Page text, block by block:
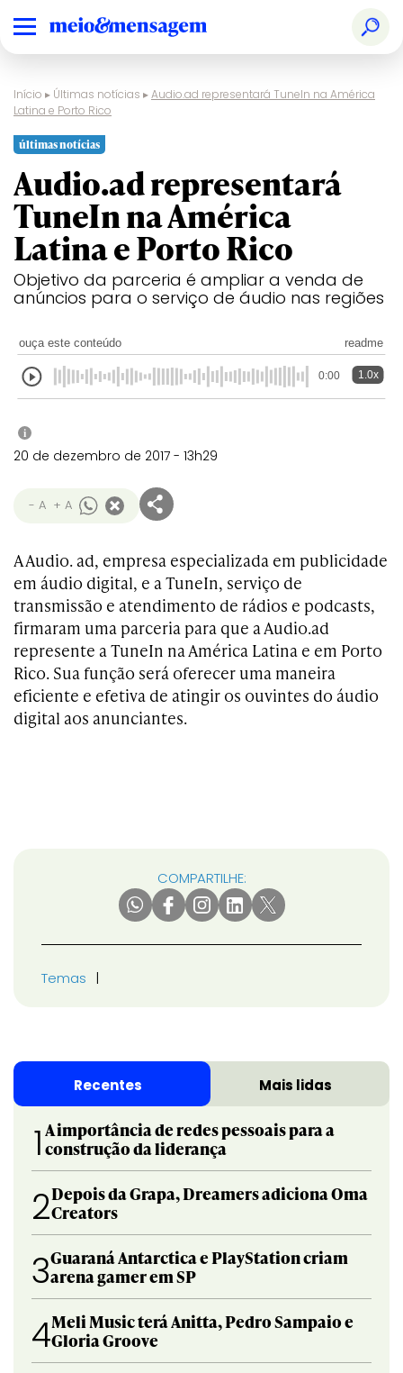
Início ▸ Últimas notícias ▸Audio.ad representará TuneIn na América
Latina e Porto Rico
últimas notícias
Audio.ad representará
TuneIn na América
Latina e Porto Rico
Objetivo da parceria é ampliar a venda de
anúncios para o serviço de áudio nas regiões
ouça este conteúdo readme
0:00 1.0x
i
20 de dezembro de 2017 - 13h29
- A + A
A Audio. ad, empresa especializada em publicidade
em áudio digital, e a TuneIn, serviço de
transmissão e atendimento de rádios e podcasts,
firmaram uma parceria para que a Audio.ad
represente a TuneIn na América Latina e em Porto
Rico. Sua função será oferecer uma maneira
eficiente e efetiva de atingir os ouvintes do áudio
digital aos anunciantes.
COMPARTILHE:
Temas
Recentes Mais lidas
1 A importância de redes pessoais para a
construção da liderança
2Depois da Grapa, Dreamers adiciona Oma
Creators
3Guaraná Antarctica e PlayStation criam
arena gamer em SP
4Meli Music terá Anitta, Pedro Sampaio e
Gloria Groove